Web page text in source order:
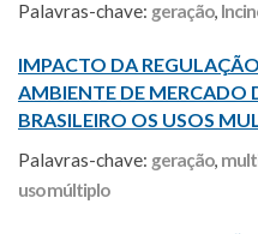
Palavras-chave: geração,
IMPACTO DA
AMBIENTE DE MERCADO
BRASILEIRO OS USOS
Palavras-chave: geração,
uso múltiplo